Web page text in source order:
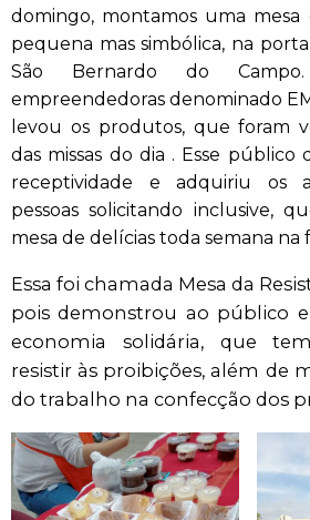
domingo, montamos uma mesa
pequena mas simbólica, na
São Bernardo do
empreendedoras denominado
levou os produtos, que foram
das missas do dia . Esse
receptividade e adquiriu os
pessoas solicitando inclusive,
mesa de delícias toda semana na
Essa foi chamada Mesa da
pois demonstrou ao público
economia solidária, que
resistir às proibições, além de
do trabalho na confecção dos